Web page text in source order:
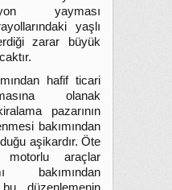
yayması
yaşlı
zarar büyük
hafif ticari
olanak
pazarının
bakımından
aşikardır. Öte
motorlu araçlar
bakımından